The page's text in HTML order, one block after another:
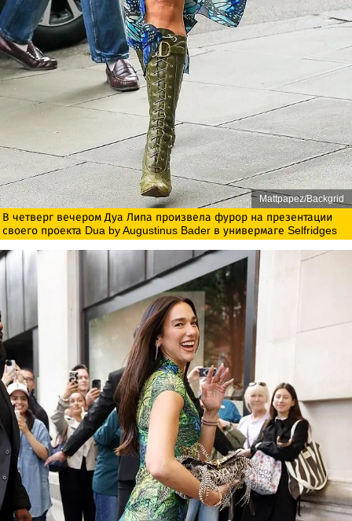
Mattpapez/Backgrid
В четверг вечером Дуа Липа произвела фурор на презентации
своего проекта Dua by Augustinus Bader в универмаге Selfridges